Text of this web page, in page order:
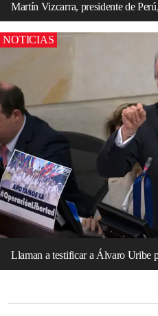
Martín Vizcarra, presidente de
NOTICIAS
Llaman a testificar a Álvaro Uribe